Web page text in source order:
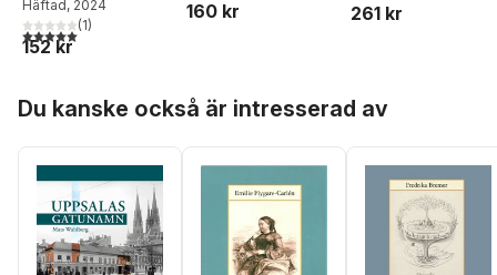
verkliga lifvet
Häftad, 2024
5,0utav 5 stjärnor. Totalt antal röster:
(1)
152 kr
160 kr 261 kr
Du kanske också är intresserad av